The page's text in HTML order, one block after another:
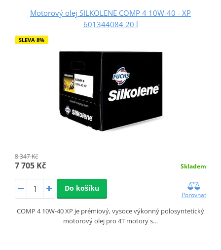
Motorový olej SILKOLENE COMP 4 10W-40 - XP
601344084 20 l
SLEVA 8%
8 347 Kč
7 705 Kč Skladem
Do košíku
Porovnat
COMP 4 10W-40 XP je prémiový, vysoce výkonný polosyntetický
motorový olej pro 4T motory s…